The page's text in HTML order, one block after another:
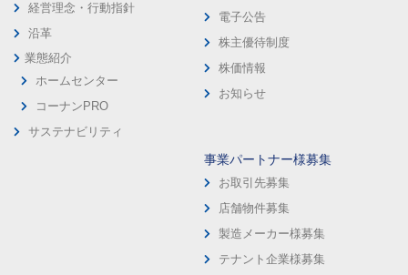
経営理念・行動指針
沿革
業態紹介
ホームセンター
コーナンPRO
サステナビリティ
電子公告
株主優待制度
株価情報
お知らせ
事業パートナー様募集
お取引先募集
店舗物件募集
製造メーカー様募集
テナント企業様募集